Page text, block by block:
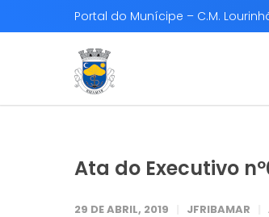
Portal do Munícipe – C.M.
Ata do Executivo
29 DE ABRIL, 2019 JFRIBAMAR